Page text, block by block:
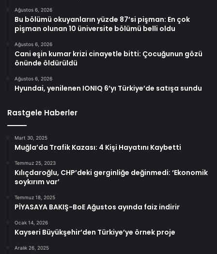
Ağustos 6, 2026
Bu bölümü okuyanların yüzde 87’si pişman: En çok
pişman olunan 10 üniversite bölümü belli oldu
Ağustos 6, 2026
Cani eşin kumar krizi cinayetle bitti: Çocuğunun gözü
önünde öldürüldü
Ağustos 6, 2026
Hyundai, yenilenen IONIQ 6’yı Türkiye’de satışa sundu
Rastgele Haberler
Mart 30, 2025
Muğla’da Trafik Kazası: 4 Kişi Hayatını Kaybetti
Temmuz 25, 2023
Kılıçdaroğlu, CHP’deki gerginliğe değinmedi: ‘Ekonomik
soykırım var’
Temmuz 18, 2025
PİYASAYA BAKIŞ-BoE Ağustos ayında faiz indirir
Ocak 14, 2026
Kayseri Büyükşehir’den Türkiye’ye örnek proje
Aralık 26, 2025